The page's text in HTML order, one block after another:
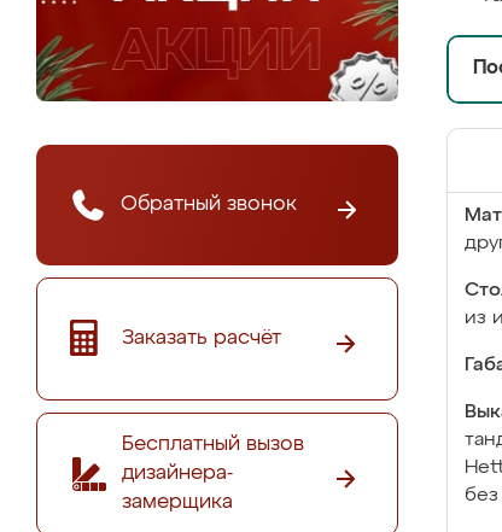
Обратный звонок
Заказать расчёт
Бесплатный вызов
дизайнера-
замерщика
из
без